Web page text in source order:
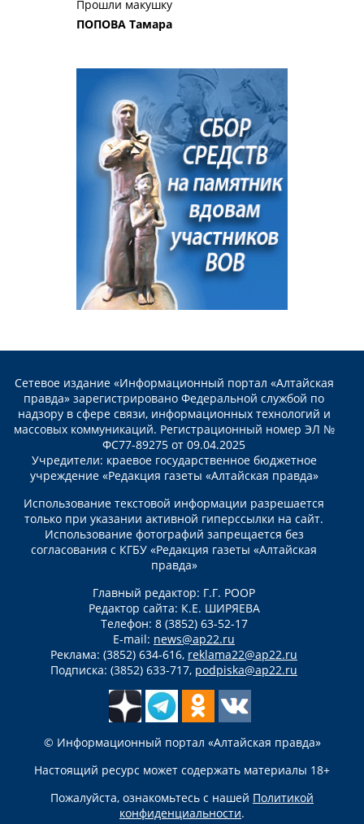
Прошли макушку
ПОПОВА Тамара
Сетевое издание «Информационный портал «Алтайская
правда» зарегистрировано Федеральной службой по
надзору в сфере связи, информационных технологий и
массовых коммуникаций. Регистрационный номер ЭЛ №
ФС77-89275 от 09.04.2025
Учредители: краевое государственное бюджетное
учреждение «Редакция газеты «Алтайская правда»
Использование текстовой информации разрешается
только при указании активной гиперссылки на сайт.
Использование фотографий запрещается без
согласования с КГБУ «Редакция газеты «Алтайская
правда»
Главный редактор: Г.Г. РООР
Редактор сайта: К.Е. ШИРЯЕВА
Телефон: 8 (3852) 63-52-17
E-mail: news@ap22.ru
Реклама: (3852) 634-616, reklama22@ap22.ru
Подписка: (3852) 633-717, podpiska@ap22.ru
© Информационный портал «Алтайская правда»
Настоящий ресурс может содержать материалы 18+
Пожалуйста, ознакомьтесь с нашей Политикой
конфиденциальности.